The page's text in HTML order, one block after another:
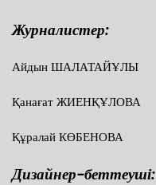
Журналистер:
Айдын ШАЛАТАЙҰЛЫ
Қанағат ЖИЕНҚҰЛОВА
Құралай КӨБЕНОВА
Дизайнер-беттеуші: